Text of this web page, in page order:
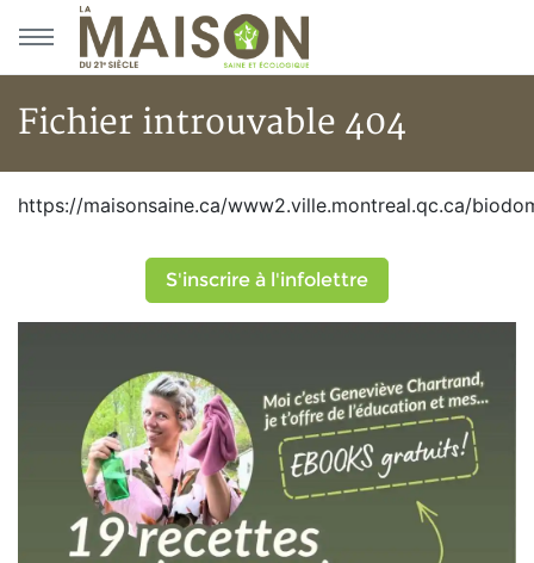
Aller au menu principal
Aller au contenu principal
Fichier introuvable 404
Fichier introuvable 404
https://maisonsaine.ca/www2.ville.montreal.qc.ca/
S'inscrire à l'infolettre